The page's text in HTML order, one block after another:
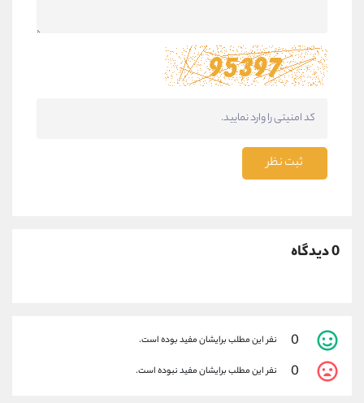
ثبت نظر
0 دیدگاه
0 نفر این مطلب برایشان مفید بوده است.
0 نفر این مطلب برایشان مفید نبوده است.